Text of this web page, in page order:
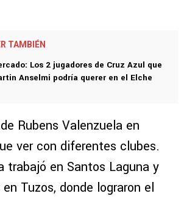
TAMBIÉN
Los 2 jugadores de Cruz Azul que
Anselmi podría querer en el Elche
Rubens Valenzuela en
ver con diferentes clubes.
trabajó en Santos Laguna y
Tuzos, donde lograron el